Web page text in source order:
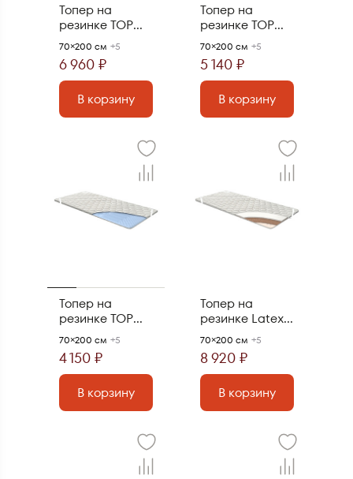
Топер на
резинке TOP
Elasoft
70×200 см +5
6 960 ₽
В корзину
Топер на
резинке TOP
Strong
70×200 см +5
5 140 ₽
В корзину
Топер на
резинке TOP
Direct
70×200 см +5
4 150 ₽
В корзину
Топер на
резинке Latex-
cocos
70×200 см +5
8 920 ₽
В корзину